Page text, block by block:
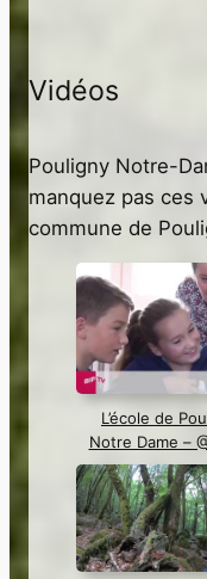
Vidéos
Pouligny Notre-
manquez pas ces
commune de
L’école de
Notre Dame –